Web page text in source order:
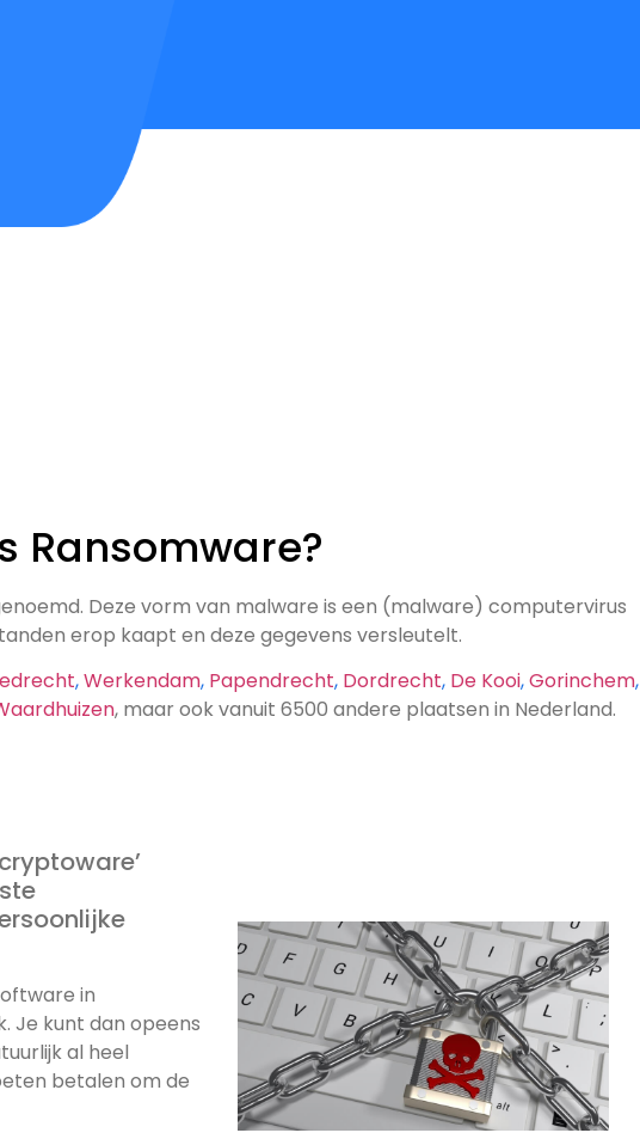
Ransomware?
Deze vorm van malware is een (malware) computervirus
erop kaapt en deze gegevens versleutelt.
,Werkendam, Papendrecht, Dordrecht, De Kooi,Gorinchem,
, maar ook vanuit 6500 andere plaatsen in Nederland.
in
Je kunt dan opeens
al heel
betalen om de